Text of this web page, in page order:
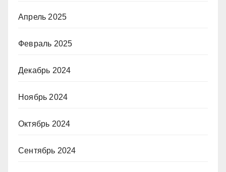
Апрель 2025
Февраль 2025
Декабрь 2024
Ноябрь 2024
Октябрь 2024
Сентябрь 2024